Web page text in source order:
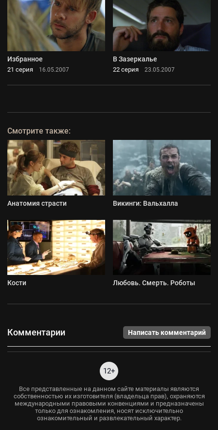
Избранное
21 серия 16.05.2007
В Зазеркалье
22 серия 23.05.2007
Смотрите также:
Анатомия страсти Викинги: Вальхалла
Кости Любовь. Смерть. Роботы
Комментарии Написать комментарий
12+
Все представленные на данном сайте материалы являются
собственностью их изготовителя (владельца прав), охраняются
международными правовыми конвенциями и предназначены
только для ознакомления, носят исключительно
ознакомительный и развлекательный характер.